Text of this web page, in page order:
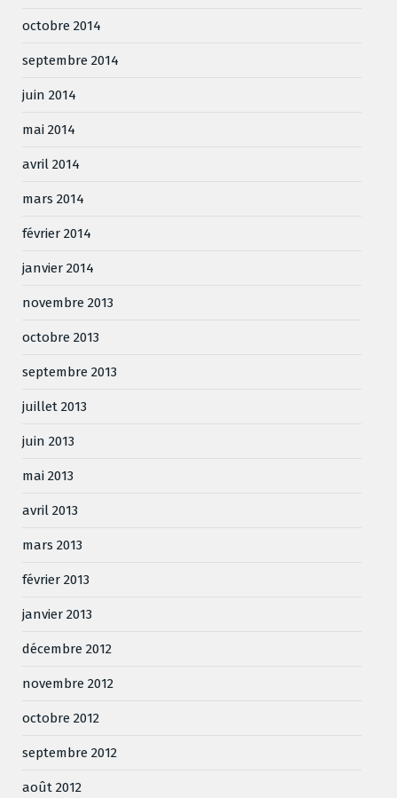
octobre 2014
septembre 2014
juin 2014
mai 2014
avril 2014
mars 2014
février 2014
janvier 2014
novembre 2013
octobre 2013
septembre 2013
juillet 2013
juin 2013
mai 2013
avril 2013
mars 2013
février 2013
janvier 2013
décembre 2012
novembre 2012
octobre 2012
septembre 2012
août 2012